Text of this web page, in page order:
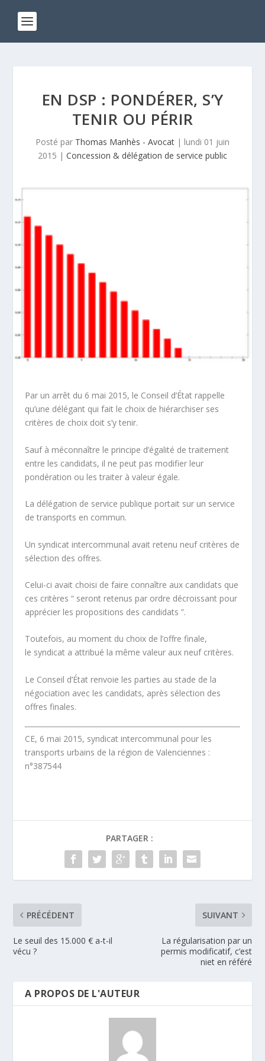
EN DSP : PONDÉRER, S’Y
TENIR OU PÉRIR
Posté par Thomas Manhès - Avocat | lundi 01 juin
2015 | Concession & délégation de service public
Par un arrêt du 6 mai 2015, le Conseil d’État rappelle
qu’une délégant qui fait le choix de hiérarchiser ses
critères de choix doit s’y tenir.
Sauf à méconnaître le principe d’égalité de traitement
entre les candidats, il ne peut pas modifier leur
pondération ou les traiter à valeur égale.
La délégation de service publique portait sur un service
de transports en commun.
Un syndicat intercommunal avait retenu neuf critères de
sélection des offres.
Celui-ci avait choisi de faire connaître aux candidats que
ces critères “ seront retenus par ordre décroissant pour
apprécier les propositions des candidats ”.
Toutefois, au moment du choix de l’offre finale,
le syndicat a attribué la même valeur aux neuf critères.
Le Conseil d’État renvoie les parties au stade de la
négociation avec les candidats, après sélection des
offres finales.
CE, 6 mai 2015, syndicat intercommunal pour les
transports urbains de la région de Valenciennes :
n°387544
PARTAGER :
PRÉCÉDENT
Le seuil des 15.000 € a-t-il
vécu ?
SUIVANT
La régularisation par un
permis modificatif, c’est
niet en référé
A PROPOS DE L'AUTEUR